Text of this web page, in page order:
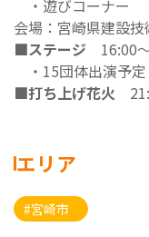
・遊びコーナー
会場：宮崎県建設
■ステージ 16:00
・15団体出演予定
■打ち上げ花火
エリア
#宮崎市